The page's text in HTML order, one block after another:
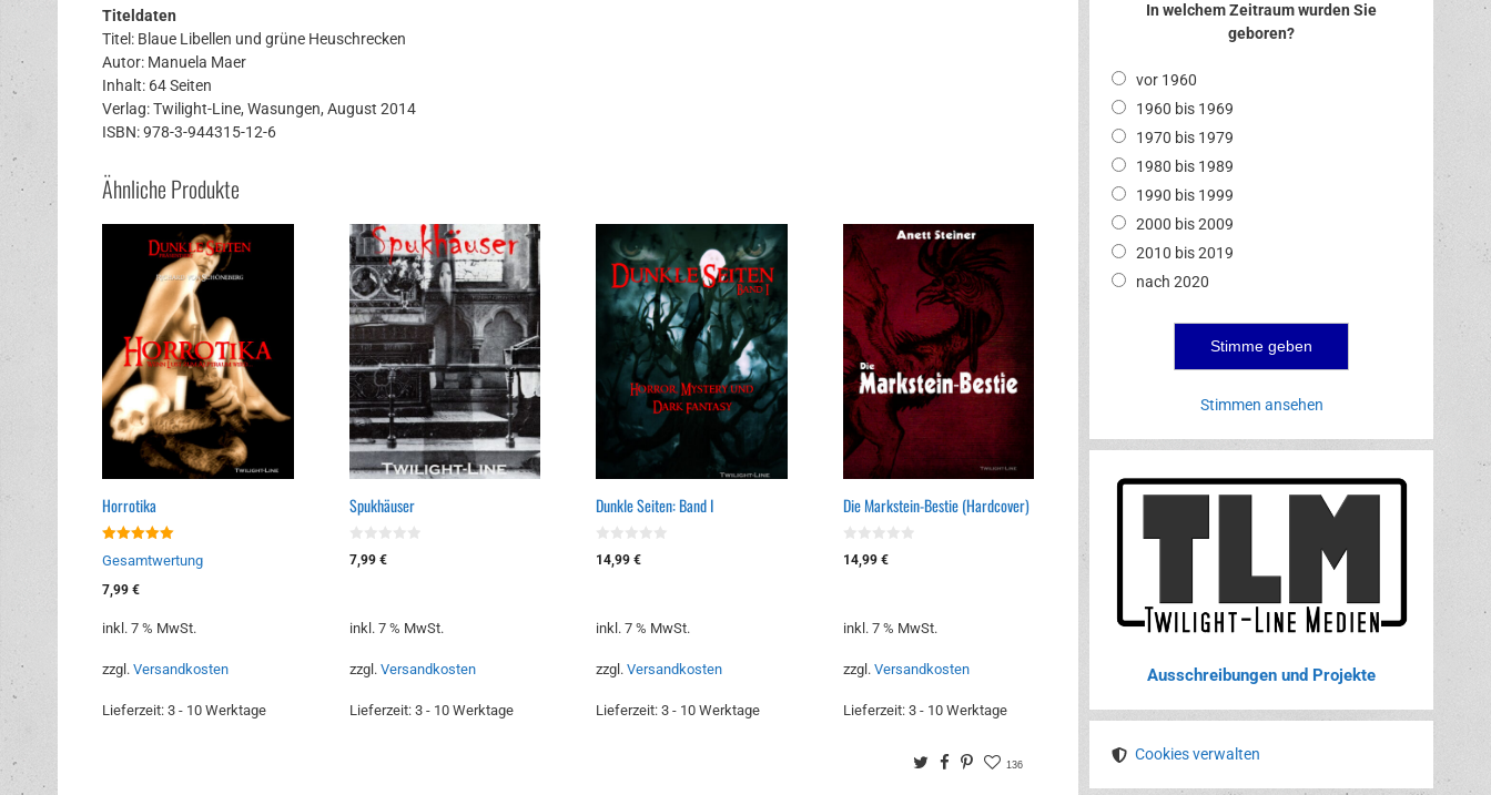
Titeldaten
Titel: Blaue Libellen und grüne Heuschrecken
Autor: Manuela Maer
Inhalt: 64 Seiten
Verlag: Twilight-Line, Wasungen, August 2014
ISBN: 978-3-944315-12-6
Ähnliche Produkte
Horrotika
von 5
Gesamtwertung
7,99 €
inkl. 7 % MwSt.
zzgl. Versandkosten
Lieferzeit: 3 - 10 Werktage
Spukhäuser
0
v
7,99 €
inkl. 7 % MwSt.
zzgl. Versandkosten
Lieferzeit: 3 - 10 Werktage
Dunkle Seiten: Band I
0
v
14,99 €
inkl. 7 % MwSt.
zzgl. Versandkosten
Lieferzeit: 3 - 10 Werktage
Die Markstein-Bestie (Hardcover)
0
v
14,99 €
inkl. 7 % MwSt.
zzgl. Versandkosten
Lieferzeit: 3 - 10 Werktage
TwitterFacebook
Pinterest
136
In welchem Zeitraum wurden Sie
geboren?
vor 1960
1960 bis 1969
1970 bis 1979
1980 bis 1989
1990 bis 1999
2000 bis 2009
2010 bis 2019
nach 2020
Stimmen ansehen
Ausschreibungen und Projekte
Cookies verwalten